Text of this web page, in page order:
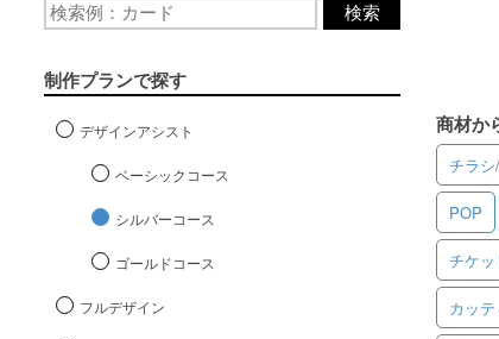
商材か
チラ
POP
チケ
カッ
検索
制作プランで探す
デザインアシスト
ベーシックコース
シルバーコース
ゴールドコース
フルデザイン